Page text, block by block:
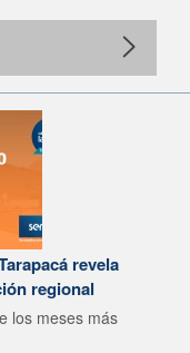
revela
regional
los meses más